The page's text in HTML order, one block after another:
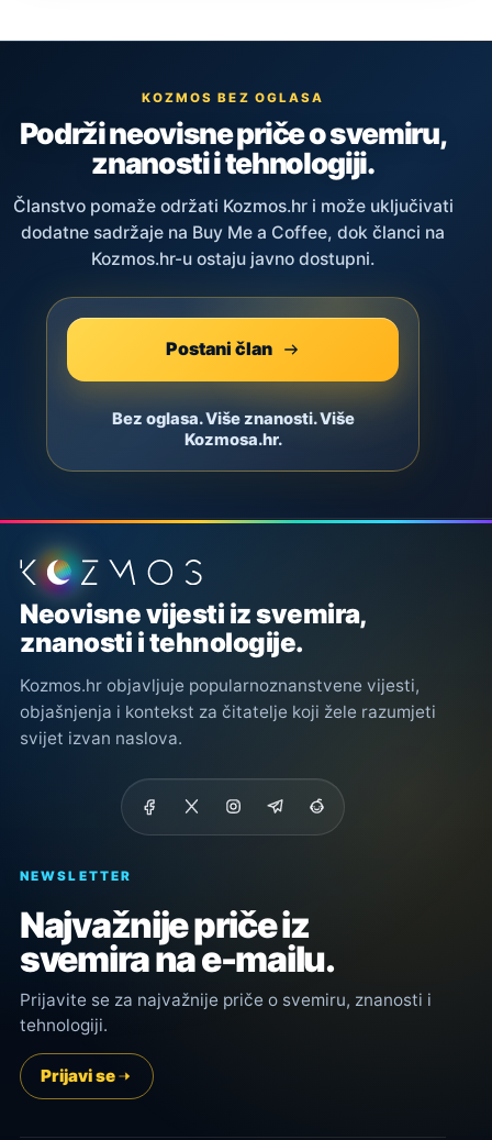
KOZMOS BEZ OGLASA
Podrži neovisne priče o svemiru,
znanosti i tehnologiji.
Članstvo pomaže održati Kozmos.hr i može uključivati
dodatne sadržaje na Buy Me a Coffee, dok članci na
Kozmos.hr-u ostaju javno dostupni.
Postani član
Bez oglasa. Više znanosti. Više
Kozmosa.hr.
Podnožje stranice
Neovisne vijesti iz svemira,
znanosti i tehnologije.
Kozmos.hr objavljuje popularnoznanstvene vijesti,
objašnjenja i kontekst za čitatelje koji žele razumjeti
svijet izvan naslova.
NEWSLETTER
Najvažnije priče iz
svemira na e-mailu.
Prijavite se za najvažnije priče o svemiru, znanosti i
tehnologiji.
Prijavi se